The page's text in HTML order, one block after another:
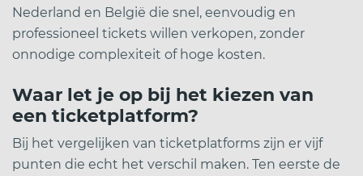
Nederland en België die snel, eenvoudig en
professioneel tickets willen verkopen, zonder
onnodige complexiteit of hoge kosten.
Waar let je op bij het kiezen van
een ticketplatform?
Bij het vergelijken van ticketplatforms zijn er vijf
punten die echt het verschil maken. Ten eerste de